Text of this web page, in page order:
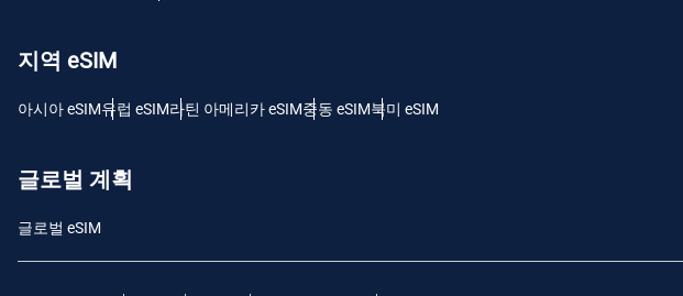
지역 eSIM
아시아 eSIM유럽 ​​eSIM라틴 아메리카 eSIM중동 eSIM북미 eSIM
글로벌 계획
글로벌 eSIM